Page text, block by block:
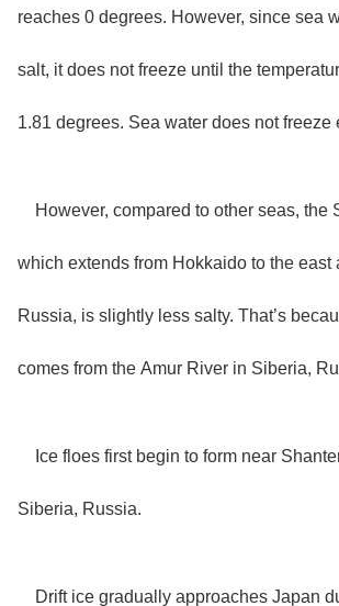
reaches 0 degrees. However, since sea
salt, it does not freeze until the
1.81 degrees. Sea water does not
However, compared to other seas, the
which extends from Hokkaido to the east
Russia, is slightly less salty. That’s
comes from the Amur River in Siberia,
Ice floes first begin to form near
Siberia, Russia.
Drift ice gradually approaches Japan